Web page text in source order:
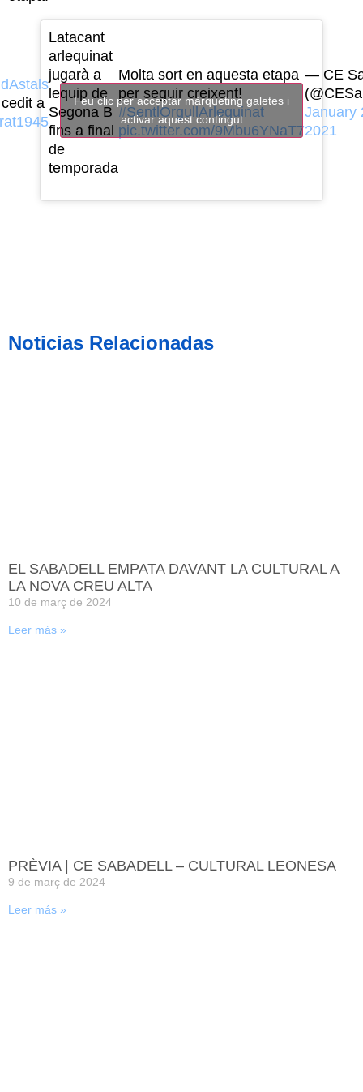
a
Latacant
arlequinat
jugarà a
lequip de
Segona B
fins a final
de
temporada
Molta sort en aquesta etapa
per seguir creixent!
#SentlOrgullArlequinat
pic.twitter.com/9Mbu6YNaT7
— CE
January
2021
Feu clic per acceptar màrqueting galetes i
activar aquest contingut
Noticias Relacionadas
EL SABADELL EMPATA DAVANT LA CULTURAL A
LA NOVA CREU ALTA
10 de març de 2024
Leer más »
PRÈVIA | CE SABADELL – CULTURAL LEONESA
9 de març de 2024
Leer más »